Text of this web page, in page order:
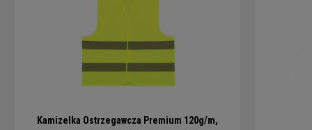
Kamizelka Ostrzegawcza Premium 120g/m,